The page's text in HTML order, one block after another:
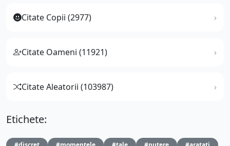
Citate Copii (2977)
Citate Oameni (11921)
Citate Aleatorii (103987)
Etichete: